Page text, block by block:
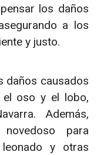
los daños
a los
y justo.
daños causados
el oso y el lobo,
Además,
para
y otras